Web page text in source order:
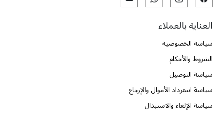
العناية بالعملاء
سياسة الخصوصية
الشروط والأحكام
سياسة التوصيل
سياسة استرداد الأموال والإرجاع
سياسة الإلغاء والاستبدال